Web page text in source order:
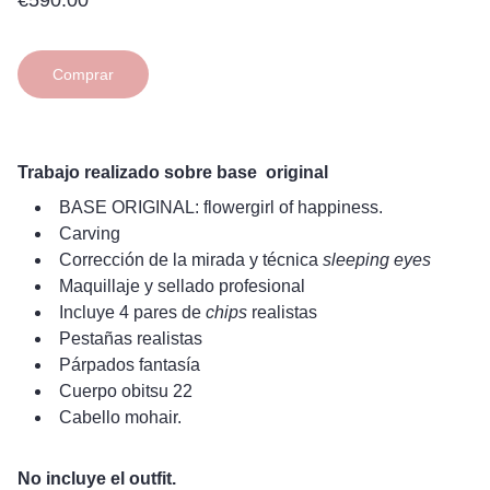
Comprar
Trabajo realizado sobre base original
BASE ORIGINAL: flowergirl of happiness.
Carving
Corrección de la mirada y técnica sleeping eyes
Maquillaje y sellado profesional
Incluye 4 pares de chips realistas
Pestañas realistas
Párpados fantasía
Cuerpo obitsu 22
Cabello mohair.
No incluye el outfit.